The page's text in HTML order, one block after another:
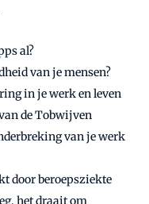
al?
van je mensen?
in je werk en leven
de Tobwijven
van je werk
door beroepsziekte
het draait om